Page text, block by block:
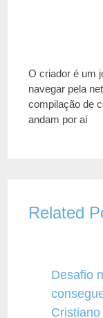
O criador é um
navegar pela
compilação de
andam por aí
Related
Desafio
Cristiano